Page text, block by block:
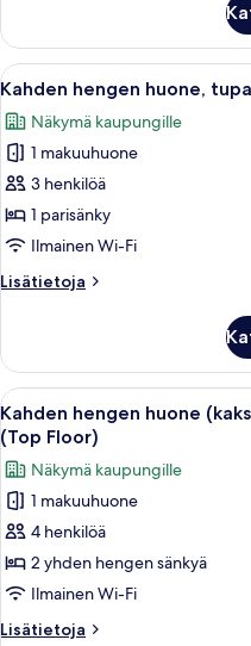
huone,
tupakointi
kielletty
Only)
Avaa
kaikki
huonetyypin
Kahden
hengen
huone,
tupakointi
(Top
9
Kahden hengen huone,
Näkymä kaupungille
1 makuuhuone
3 henkilöä
1 parisänky
Ilmainen Wi-Fi
Lisätietoja
Lisätietoja
huone,
tupakointi
kielletty
(Top
Floor)
Avaa
kaikki
huonetyypin
Kahden
hengen
huone
(kaksi
sänkyä),
tupakointi
10
Kahden hengen huone
(Top Floor)
Näkymä kaupungille
1 makuuhuone
4 henkilöä
2 yhden hengen sänkyä
Ilmainen Wi-Fi
Lisätietoja
Lisätietoja